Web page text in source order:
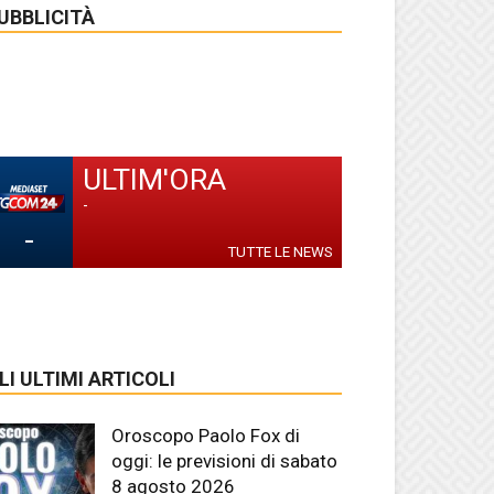
-
ULTIM'ORA
-
TUTTE LE NEWS
ULTIMI ARTICOLI
Oroscopo Paolo Fox di
oggi: le previsioni di sabato
8 agosto 2026